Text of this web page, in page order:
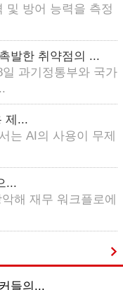
및 방어 능력을 측정
발한 취약점의 ...
과기정통부와 국가
제...
는 AI의 사용이 무제
...
해 재무 워크플로에
들의...